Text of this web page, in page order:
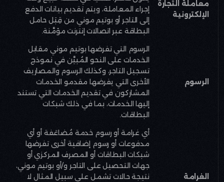
معاملة التجارة
الإلكترونية
إجراء المعاملة، ويتم تقديم بيانات الدفع
إلى التاجر أو بوتيم موني من قِبَل حامل
البطاقة عبر اتصالات إنترنت مؤمَّنة.
الرسوم
الرسوم التي تفرضها بوتيم موني مقابل
الخدمات على النحو المُبيَّن في نموذج
تسجيل التاجر، وكذلك الرسوم والمصاريف
الأخرى التي يفرضها مقدمو الخدمات
المشاركون في تقديم الخدمات التي تستند
إليها الخدمات، بما في ذلك شبكات
البطاقات.
الغرامة
أي غرامة أو رسوم خدمة مُضاعَفة أو أي
مدفوعات أو رسوم إضافية أخرى تفرضها
شبكات البطاقات أو المصرف المركزي أو
جهات التحصيل على التاجر و/أو بوتيم موني،
نتيجة حالات تشمل على سبيل المثال لا